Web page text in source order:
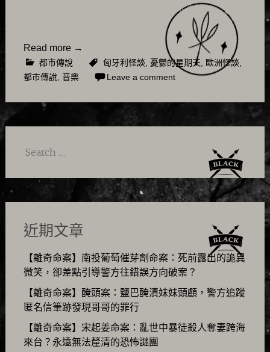
Read more →
都市傳說 匈牙利怪談 憂鬱的星期天 歐洲怪談
都市傳說, 音樂 Leave a comment
Search
近期文章
【離奇命案】南投葡萄催芽劑命案：死前露出的詭異
微笑，卻差點引導警方往錯誤方向破案？
【離奇命案】醃頭案：鹽巴醃漬妹妹頭顱，警方追蹤
匿名信筆跡發現哥哥的罪行
【離奇命案】宋起姜命案：亂世中暴徒殺人奪妻跨海
來台？永遠無法釐清的恐怖謎團